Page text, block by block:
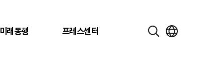
미래동행 프레스센터